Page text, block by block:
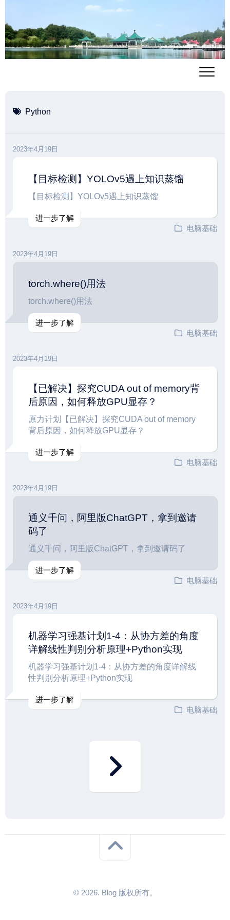
内
容
Python
2023年4月19日
【目标检测】YOLOv5遇上知识蒸馏
【目标检测】YOLOv5遇上知识蒸馏
进一步了解
电脑基础
2023年4月19日
torch.where()用法
torch.where()用法
进一步了解
电脑基础
2023年4月19日
【已解决】探究CUDA out of memory背
后原因，如何释放GPU显存？
原力计划【已解决】探究CUDA out of memory
背后原因，如何释放GPU显存？
进一步了解
电脑基础
2023年4月19日
通义千问，阿里版ChatGPT，拿到邀请
码了
通义千问，阿里版ChatGPT，拿到邀请码了
进一步了解
电脑基础
2023年4月19日
机器学习强基计划1-4：从协方差的角度
详解线性判别分析原理+Python实现
机器学习强基计划1-4：从协方差的角度详解线
性判别分析原理+Python实现
进一步了解
电脑基础
© 2026. Blog 版权所有。